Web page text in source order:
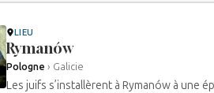
LIEU
Rymanów
Pologne › Galicie
Les juifs s’installèrent à Rymanów à une